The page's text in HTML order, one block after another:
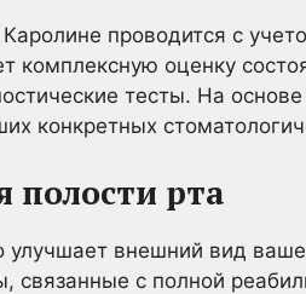
проводится с
комплексную оценку
тесты. На
конкретных
полости рта
улучшает внешний вид
связанные с полной